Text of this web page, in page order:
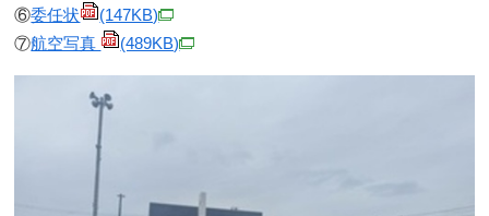
⑥委任状
(147KB)
⑦航空写真 (489KB)